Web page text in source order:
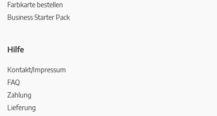
Farbkarte bestellen
Business Starter Pack
Hilfe
Kontakt/Impressum
FAQ
Zahlung
Lieferung